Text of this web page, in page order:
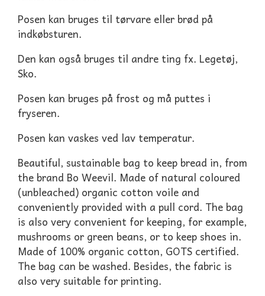
Posen kan bruges til tørvare eller brød på
indkøbsturen.
Den kan også bruges til andre ting fx. Legetøj,
Sko.
Posen kan bruges på frost og må puttes i
fryseren.
Posen kan vaskes ved lav temperatur.
Beautiful, sustainable bag to keep bread in, from
the brand Bo Weevil. Made of natural coloured
(unbleached) organic cotton voile and
conveniently provided with a pull cord. The bag
is also very convenient for keeping, for example,
mushrooms or green beans, or to keep shoes in.
Made of 100% organic cotton, GOTS certified.
The bag can be washed. Besides, the fabric is
also very suitable for printing.